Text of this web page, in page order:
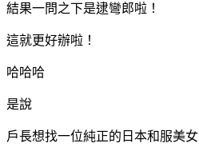
結果一問之下是逮彎郎啦！
這就更好辦啦！
哈哈哈
是說
戶長想找一位純正的日本和服美女